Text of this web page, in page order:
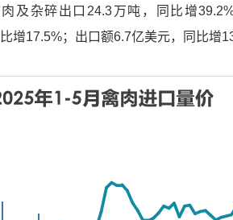
及杂碎出口24.3万吨，同比增
增17.5%；出口额6.7亿美元，同比增